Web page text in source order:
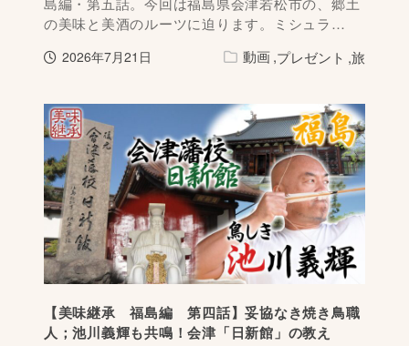
の美味と美酒のルーツに迫ります。ミシュラ…
2026年7月21日 動画 プレゼント 旅
【美味継承 福島編 第四話】妥協なき焼き鳥職
人；池川義輝も共鳴！会津「日新館」の教え